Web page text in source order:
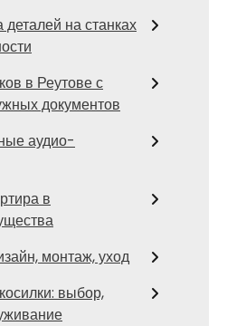
на станках
в Реутове с
документов
аудио-
в
монтаж, уход
выбор,